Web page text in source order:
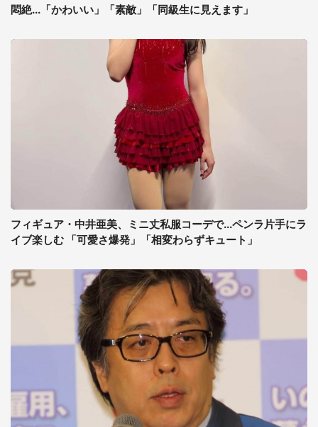
悶絶...「かわいい」「素敵」「同級生に見えます」
フィギュア・中井亜美、ミニ丈私服コーデで...ペンラ片手にラ
イブ楽しむ 「可愛さ爆発」「相変わらずキュート」